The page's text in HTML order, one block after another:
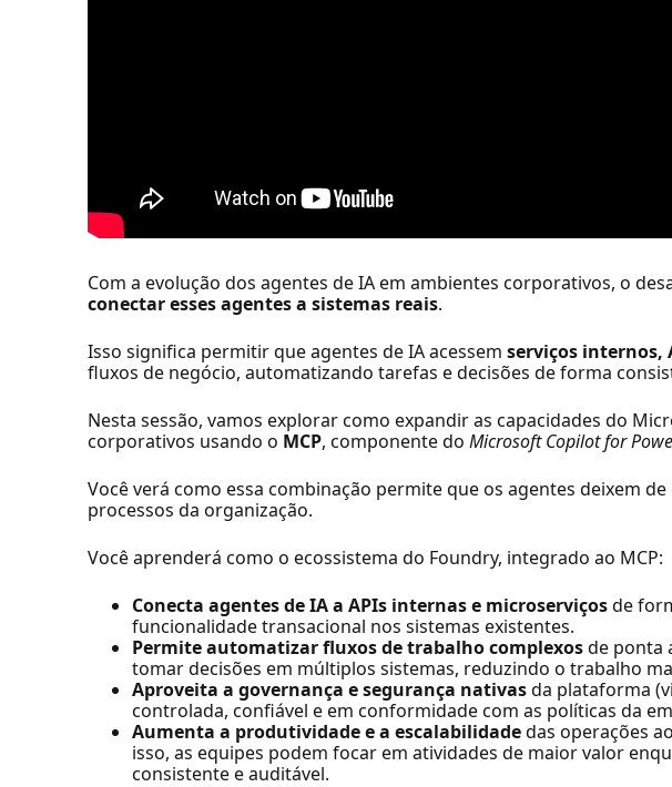
Com a evolução dos agentes de IA em ambientes corporativos, o
conectar esses agentes a sistemas reais.
Isso significa permitir que agentes de IA acessemserviços internos,
fluxos de negócio, automatizando tarefas e decisões de forma
Nesta sessão, vamos explorar como expandir as capacidades do
corporativos usando o MCP, componente doMicrosoft Copilot for
Você verá como essa combinação permite que os agentes deixem
processos da organização.
Você aprenderá como o ecossistema do Foundry, integrado ao MCP:
Conecta agentes de IA a APIs internas e microserviçosde
funcionalidade transacional nos sistemas existentes.
Permite automatizar fluxos de trabalho complexosde ponta
tomar decisões em múltiplos sistemas, reduzindo o trabalho
Aproveita a governança e segurança nativasda plataforma
controlada, confiável e em conformidade com as políticas da
Aumenta a produtividade e a escalabilidadedas operações
isso, as equipes podem focar em atividades de maior valor
consistente e auditável.